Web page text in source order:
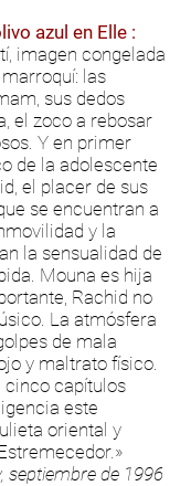
azul en Elle :
imagen congelada
las
sus dedos
el zoco a rebosar
Y en primer
de la adolescente
el placer de sus
se encuentran a
y la
la sensualidad de
Mouna es hija
Rachid no
La atmósfera
de mala
y maltrato físico.
cinco capítulos
este
oriental y
septiembre de 1996